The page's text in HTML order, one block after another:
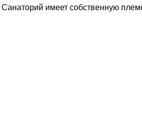
Санаторий имеет собственную